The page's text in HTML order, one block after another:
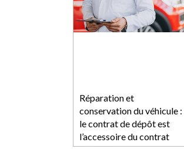
Réparation et
conservation du véhicule :
le contrat de dépôt est
l’accessoire du contrat